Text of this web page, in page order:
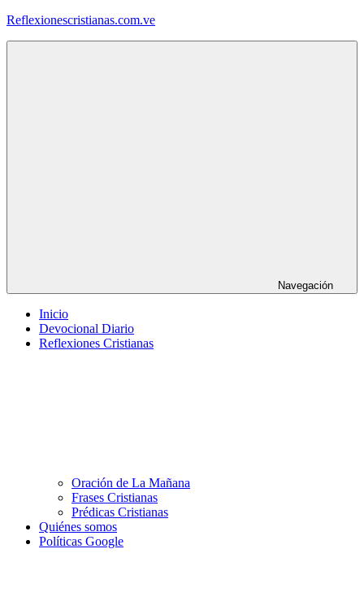
Saltar
Reflexionescristianas.com.ve
Navegación
Inicio
Devocional Diario
Reflexiones Cristianas
Oración de La Mañana
Frases Cristianas
Prédicas Cristianas
Quiénes somos
Políticas Google